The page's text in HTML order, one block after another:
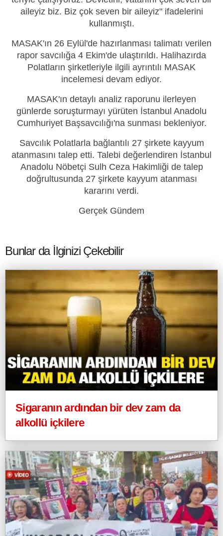
aileyiz biz. Biz çok seven bir aileyiz" ifadelerini
kullanmıştı.
MASAK'ın 26 Eylül'de hazırlanması talimatı verilen
rapor savcılığa 4 Ekim'de ulaştırıldı. Halihazırda
Polatların şirketleriyle ilgili ayrıntılı MASAK
incelemesi devam ediyor.
MASAK'ın detaylı analiz raporunu ilerleyen
günlerde soruşturmayı yürüten İstanbul Anadolu
Cumhuriyet Başsavcılığı'na sunması bekleniyor.
Savcılık Polatlarla bağlantılı 27 şirkete kayyum
atanmasını talep etti. Talebi değerlendiren İstanbul
Anadolu Nöbetçi Sulh Ceza Hakimliği de talep
doğrultusunda 27 şirkete kayyum atanması
kararını verdi.
Gerçek Gündem
Bunlar da İlginizi Çekebilir
Sigaranın ardından bir dev zam da
alkollü içkilere